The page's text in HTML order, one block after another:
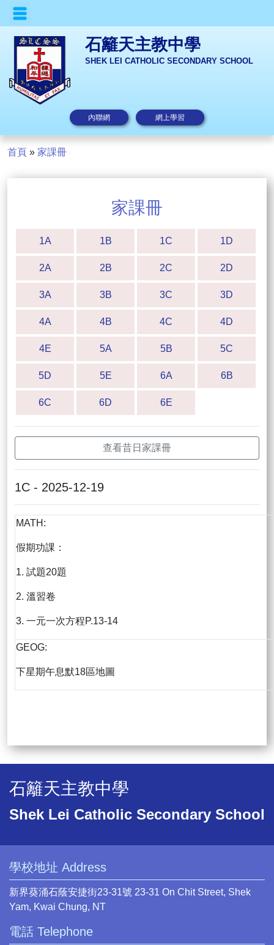
石籬天主教中學
SHEK LEI CATHOLIC SECONDARY SCHOOL
內聯網 網上學習
首頁 » 家課冊
家課冊
1A 1B 1C 1D
2A 2B 2C 2D
3A 3B 3C 3D
4A 4B 4C 4D
4E 5A 5B 5C
5D 5E 6A 6B
6C 6D 6E
查看昔日家課冊
1C - 2025-12-19
MATH:
假期功課：
1. 試題20題
2. 溫習卷
3. 一元一次方程P.13-14
GEOG:
下星期午息默18區地圖
石籬天主教中學
Shek Lei Catholic Secondary School
學校地址 Address
新界葵涌石蔭安捷街23-31號 23-31 On Chit Street, Shek
Yam, Kwai Chung, NT
電話 Telephone